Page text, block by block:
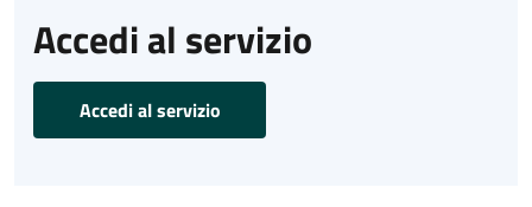
Accedi al servizio
Accedi al servizio